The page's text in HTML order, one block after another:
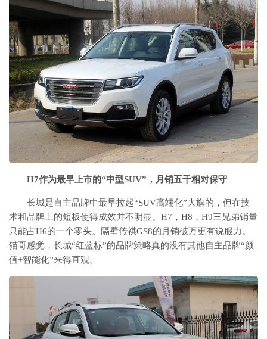
H7作为最早上市的“中型SUV”，月销五千相对保守
长城是自主品牌中最早拉起“SUV高端化”大旗的，但在技
术和品牌上的短板使得成效并不明显。H7，H8，H9三兄弟销量
只能占H6的一个零头。隔壁传祺GS8的月销破万更有说服力。
猫哥感觉，长城“红蓝标”的品牌策略真的没有其他自主品牌“颜
值+智能化”来得直观。